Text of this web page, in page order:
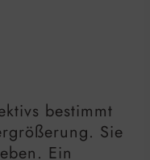
bestimmt
Sie
Ein